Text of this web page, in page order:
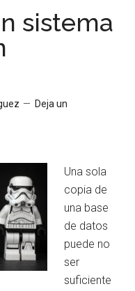
sistema
Deja un
Una sola
copia de
una base
de datos
puede no
ser
suficiente